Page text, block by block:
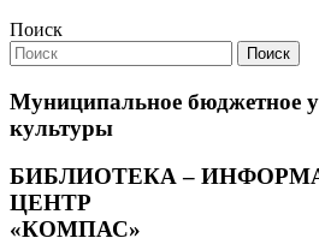
Поиск
Поиск
Муниципальное бюджетное
культуры
БИБЛИОТЕКА –
ЦЕНТР
«КОМПАС»